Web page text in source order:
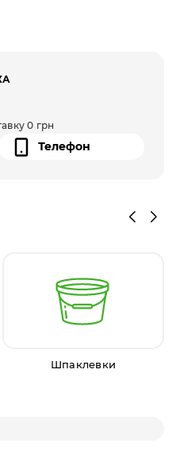
0 грн
Шпаклевки